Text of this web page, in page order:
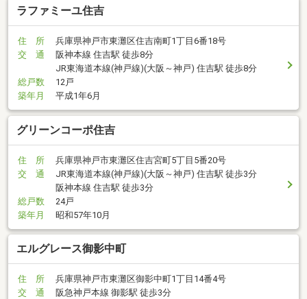
ラファミーユ住吉
住 所
兵庫県神戸市東灘区住吉南町1丁目6番18号
交 通
阪神本線 住吉駅 徒歩8分
JR東海道本線(神戸線)(大阪～神戸) 住吉駅 徒歩8分
総戸数
12戸
築年月
平成1年6月
グリーンコーポ住吉
住 所
兵庫県神戸市東灘区住吉宮町5丁目5番20号
交 通
JR東海道本線(神戸線)(大阪～神戸) 住吉駅 徒歩3分
阪神本線 住吉駅 徒歩3分
総戸数
24戸
築年月
昭和57年10月
エルグレース御影中町
住 所
兵庫県神戸市東灘区御影中町1丁目14番4号
交 通
阪急神戸本線 御影駅 徒歩3分